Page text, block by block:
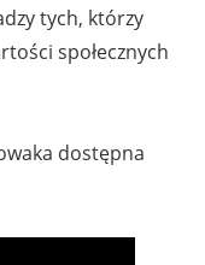
tych, którzy
społecznych
dostępna